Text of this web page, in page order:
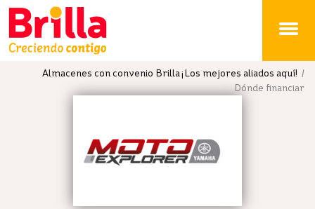
Almacenes con convenio Brilla ¡Los mejores aliados aquí! /
Dónde financiar